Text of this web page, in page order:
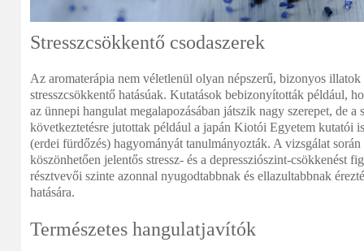
Stresszcsökkentő csodaszerek
Az aromaterápia nem véletlenül olyan népszerű, bizonyos
stresszcsökkentő hatásúak. Kutatások bebizonyították például,
az ünnepi hangulat megalapozásában játszik nagy szerepet, de
következtetésre jutottak például a japán Kiotói Egyetem kutatói
(erdei fürdőzés) hagyományát tanulmányozták. A vizsgálat
köszönhetően jelentős stressz- és a depressziószint-csökkenést
résztvevői szinte azonnal nyugodtabbnak és ellazultabbnak
hatására.
Természetes hangulatjavítók